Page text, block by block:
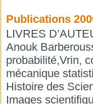
Publications
LIVRES
Anouk
probabilité,Vrin,
mécanique
Histoire des
Images